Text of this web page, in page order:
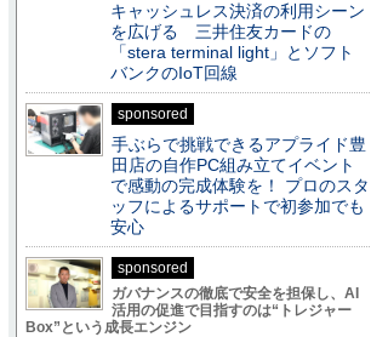
キャッシュレス決済の利用シーン
を広げる 三井住友カードの
「stera terminal light」とソフト
バンクのIoT回線
sponsored
手ぶらで挑戦できるアプライド豊
田店の自作PC組み立てイベント
で感動の完成体験を！ プロのスタ
ッフによるサポートで初参加でも
安心
sponsored
ガバナンスの徹底で安全を担保し、AI
活用の促進で目指すのは“トレジャー
Box”という成長エンジン